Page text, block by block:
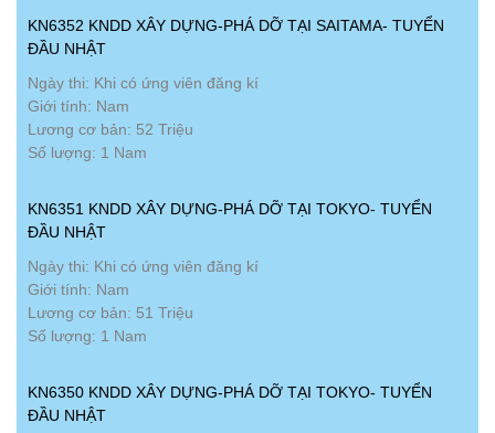
KN6352 KNDD XÂY DỰNG-PHÁ DỠ TẠI SAITAMA- TUYỂN
ĐẦU NHẬT
Ngày thi: Khi có ứng viên đăng kí
Giới tính: Nam
Lương cơ bản: 52 Triệu
Số lượng: 1 Nam
KN6351 KNDD XÂY DỰNG-PHÁ DỠ TẠI TOKYO- TUYỂN
ĐẦU NHẬT
Ngày thi: Khi có ứng viên đăng kí
Giới tính: Nam
Lương cơ bản: 51 Triệu
Số lượng: 1 Nam
KN6350 KNDD XÂY DỰNG-PHÁ DỠ TẠI TOKYO- TUYỂN
ĐẦU NHẬT